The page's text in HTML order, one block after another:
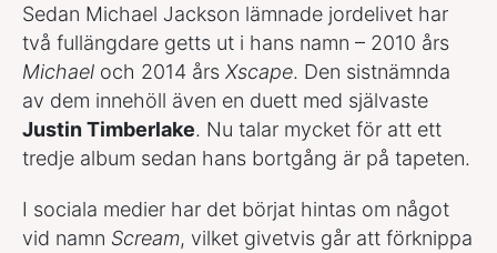
Sedan Michael Jackson lämnade jordelivet har
två fullängdare getts ut i hans namn – 2010 års
Michael och 2014 års Xscape. Den sistnämnda
av dem innehöll även en duett med självaste
Justin Timberlake. Nu talar mycket för att ett
tredje album sedan hans bortgång är på tapeten.
I sociala medier har det börjat hintas om något
vid namn Scream, vilket givetvis går att förknippa